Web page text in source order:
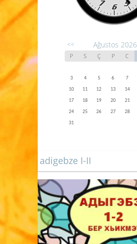
<< Ağustos 2026
P S Ç P C
3
4 5 6 7
10
11 12 13 14
17
18 19 20 21
24
25 26 27 28
31
adigebze I-II